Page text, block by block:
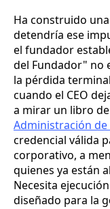
Ha construido
detendría ese
el fundador
del Fundador" no
la pérdida
cuando el CEO
a mirar un libro
Administración de
credencial válida
corporativo, a
quienes ya están
Necesita
diseñado para la